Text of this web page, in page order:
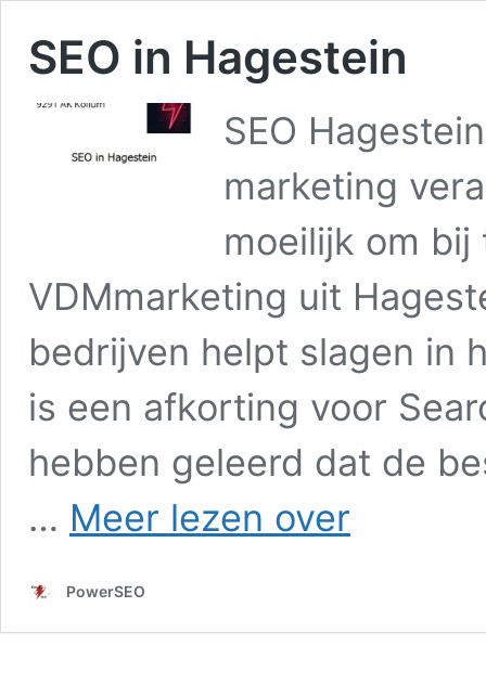
SEO in Hagestein
SEO
marketing
moeilijk om bij
VDMmarketing uit
bedrijven helpt slagen in
is een afkorting voor
hebben geleerd dat de
… Meer lezen over
PowerSEO